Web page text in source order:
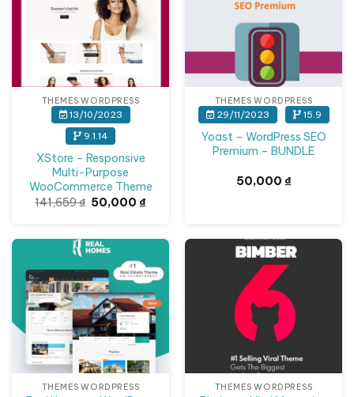
THEMES WORDPRESS
13/10/2023
9.1.14
XStore – Responsive
Multi-Purpose
WooCommerce Theme
141,659₫ Giá
gốc
50,000₫Giá
50,000 ₫.
THEMES WORDPRESS
29/11/2023 15.9
Yoast – WordPress SEO
Premium – BUNDLE
50,000 ₫
THEMES WORDPRESS
Giảm giá!
THEMES WORDPRESS